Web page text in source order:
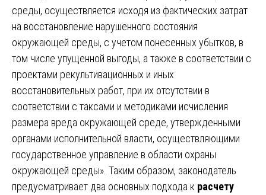
среды, осуществляется исходя из фактических затрат
на восстановление нарушенного состояния
окружающей среды, с учетом понесенных убытков, в
том числе упущенной выгоды, а также в соответствии с
проектами рекультивационных и иных
восстановительных работ, при их отсутствии в
соответствии с таксами и методиками исчисления
размера вреда окружающей среде, утвержденными
органами исполнительной власти, осуществляющими
государственное управление в области охраны
окружающей среды». Таким образом, законодатель
предусматривает два основных подхода к расчету